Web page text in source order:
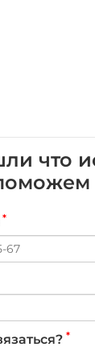
что
*
*